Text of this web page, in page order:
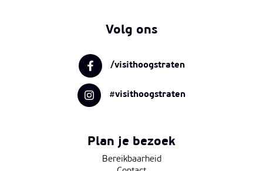
Volg ons
/visithoogstraten
#visithoogstraten
Plan je bezoek
Bereikbaarheid